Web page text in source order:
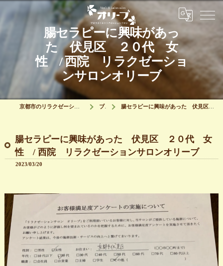
腸セラピーに興味があっ
た 伏見区 ２０代 女
性 / 西院 リラクゼーショ
ンサロンオリーブ
京都市のリラクゼーションはリラクゼーションサロン オリーブ ブログ 腸セラピーに興味があった 伏見区 ２０代 女性 / 西院 リラクゼーションサロンオリーブ
腸セラピーに興味があった 伏見区 ２０代 女
性 / 西院 リラクゼーションサロンオリーブ
2023/03/20